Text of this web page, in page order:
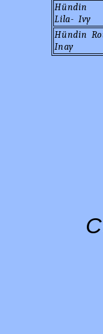
Hündin
Lila- Ivy
Hündin
Inay
C